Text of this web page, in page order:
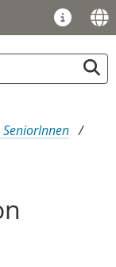
SeniorInnen